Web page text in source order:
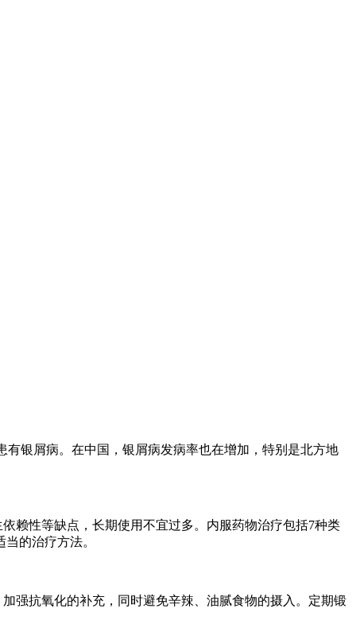
银屑病。在中国，银屑病发病率也在增加，特别是北方地
赖性等缺点，长期使用不宜过多。内服药物治疗包括7种类
的治疗方法。
强抗氧化的补充，同时避免辛辣、油腻食物的摄入。定期锻